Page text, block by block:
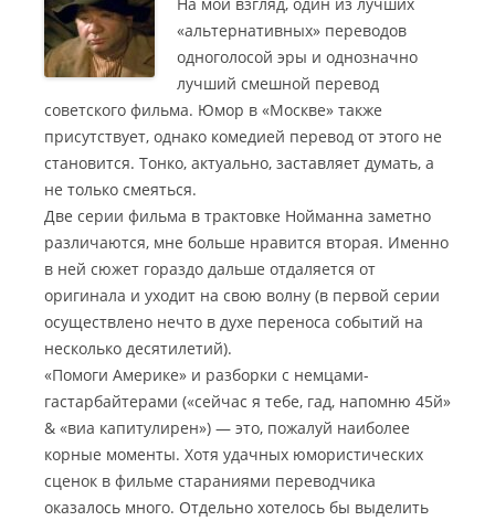
«альтернативных» переводов
одноголосой эры и однозначно
лучший смешной перевод
советского фильма. Юмор в «Москве» также
присутствует, однако комедией перевод от этого не
становится. Тонко, актуально, заставляет думать, а
не только смеяться.
Две серии фильма в трактовке Нойманна заметно
различаются, мне больше нравится вторая. Именно
в ней сюжет гораздо дальше отдаляется от
оригинала и уходит на свою волну (в первой серии
осуществлено нечто в духе переноса событий на
несколько десятилетий).
«Помоги Америке» и разборки с немцами-
гастарбайтерами («сейчас я тебе, гад, напомню 45й»
& «виа капитулирен») — это, пожалуй наиболее
корные моменты. Хотя удачных юмористических
сценок в фильме стараниями переводчика
оказалось много. Отдельно хотелось бы выделить